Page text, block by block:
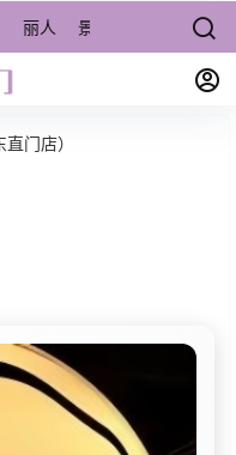
丽人 景点/周边游 宠物
门店）